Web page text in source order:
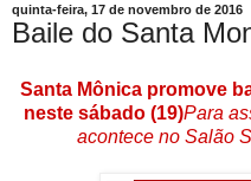
quinta-feira, 17 de novembro de 2016
Baile do Santa
Santa Mônica promove
neste sábado (19)Para
acontece no Salão